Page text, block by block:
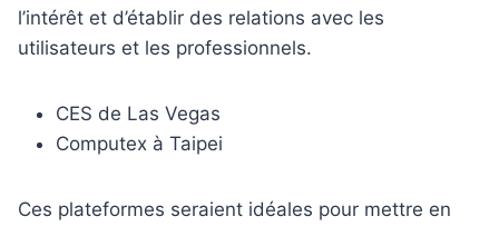
l’intérêt et d’établir des relations avec les
utilisateurs et les professionnels.
CES de Las Vegas
Computex à Taipei
Ces plateformes seraient idéales pour mettre en